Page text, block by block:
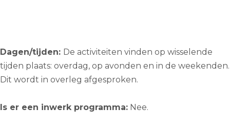
Dagen/tijden: De activiteiten vinden op wisselende
tijden plaats: overdag, op avonden en in de weekenden.
Dit wordt in overleg afgesproken.
Is er een inwerk programma: Nee.